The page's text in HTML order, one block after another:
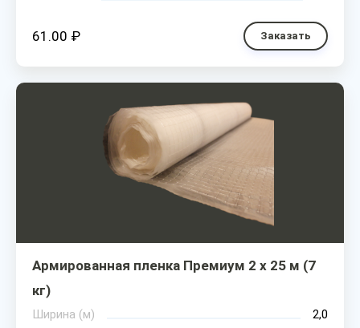
61.00 ₽ Заказать
Армированная пленка Премиум 2 х 25 м (7
кг)
Ширина (м)
2,0